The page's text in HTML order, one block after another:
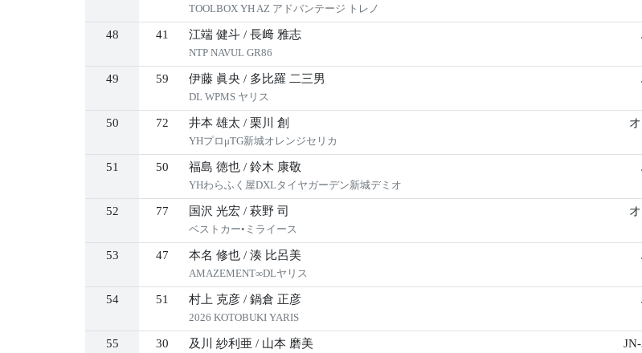
TOOLBOX YH AZ アドバンテージ トレノ
48 41 江端 健斗 / 長﨑 雅志
NTP NAVUL GR86
49 59 伊藤 眞央 / 多比羅 二三男
DL WPMS ヤリス
50 72 井本 雄太 / 栗川 創
YHプロμTG新城オレンジセリカ
51 50 福島 徳也 / 鈴木 康敬
YHわらふく屋DXLタイヤガーデン新城デミオ
52 77 国沢 光宏 / 萩野 司
ベストカー•ミライース
53 47 本名 修也 / 湊 比呂美
AMAZEMENT∞DLヤリス
54 51 村上 克彦 / 鍋倉 正彦
2026 KOTOBUKI YARIS
55 30 及川 紗利亜 / 山本 磨美